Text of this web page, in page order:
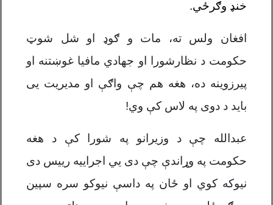
خنډ وګرځي.
افغان ولس ته، مات و ګوډ او شل شوټ
حکومت د نظارشورا او جهادي مافیا غوښتنه او
پیرزوینه ده، هغه هم چې واګې او مدیریت يی
باید د دوی په لاس کې وي!
عبدالله چې د وزیرانو په شورا کې د هغه
حکومت په وړاندې چې دی يي اجراییه رییس دی
نیوکه کوي او ځان په داسې نیوکو سره سپین